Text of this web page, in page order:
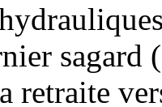
sagard
retraite